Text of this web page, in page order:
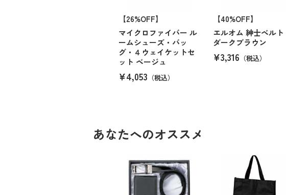
【26%OFF】
マイクロファイバー ル
ームシューズ・バッ
グ・４ウェイケットセ
ット ベージュ
¥4,053 （税込）
【40%OFF】
エルオム 紳士ベルト
ダークブラウン
¥3,316 （税込）
あなたへのオススメ